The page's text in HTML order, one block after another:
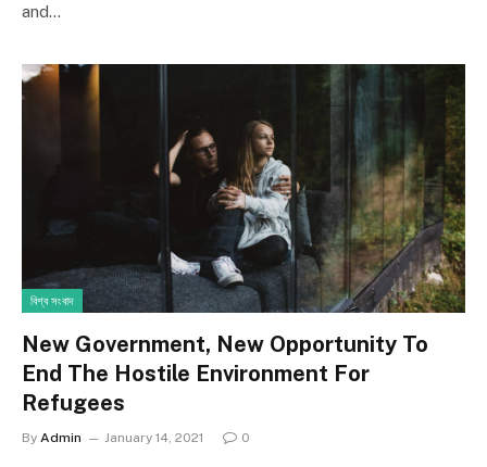
and…
বিশ্ব সংবাদ
New Government, New Opportunity To
End The Hostile Environment For
Refugees
By Admin January 14, 2021 0